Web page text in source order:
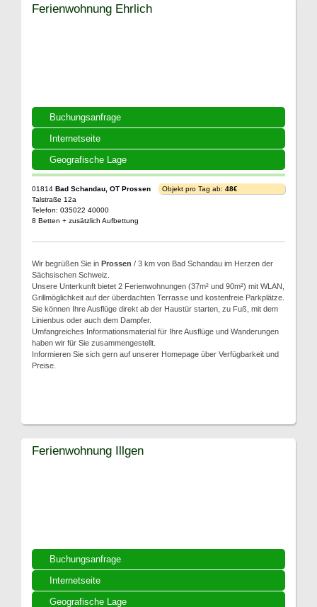
Buchungsanfrage
Internetseite
Geografische Lage
Ferienwohnung Ehrlich
01814 Bad Schandau, OT Prossen
Talstraße 12a
Telefon: 035022 40000
8 Betten + zusätzlich Aufbettung
Objekt pro Tag ab: 48€
Wir begrüßen Sie in Prossen / 3 km von Bad Schandau im Herzen der
Sächsischen Schweiz.
Unsere Unterkunft bietet 2 Ferienwohnungen (37m² und 90m²) mit WLAN,
Grillmöglichkeit auf der überdachten Terrasse und kostenfreie Parkplätze.
Sie können Ihre Ausflüge direkt ab der Haustür starten, zu Fuß, mit dem
Linienbus oder auch dem Dampfer.
Umfangreiches Informationsmaterial für Ihre Ausflüge und Wanderungen
haben wir für Sie zusammengestellt.
Informieren Sie sich gern auf unserer Homepage über Verfügbarkeit und
Preise.
Buchungsanfrage
Internetseite
Geografische Lage
Ferienwohnung Illgen